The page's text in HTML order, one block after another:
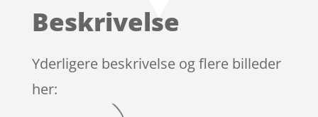
på
ømmels
er
Beskrivelse
Yderligere beskrivelse og flere billeder
her: